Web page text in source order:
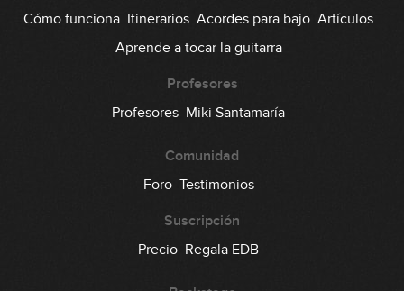
Cómo funciona Itinerarios Acordes para bajo Artículos
Aprende a tocar la guitarra
Profesores
Profesores Miki Santamaría
Comunidad
Foro Testimonios
Suscripción
Precio Regala EDB